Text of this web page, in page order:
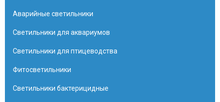
Аварийные светильники
Светильники для аквариумов
Светильники для птицеводства
Фитосветильники
Светильники бактерицидные